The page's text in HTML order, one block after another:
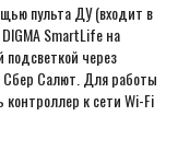
пульта ДУ (входит в
SmartLife на
через
Сбер Салют. Для работы
к сети Wi-Fi